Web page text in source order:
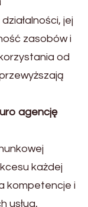
jej
zasobów i
od
agencję
każdej
kompetencje i
usług,